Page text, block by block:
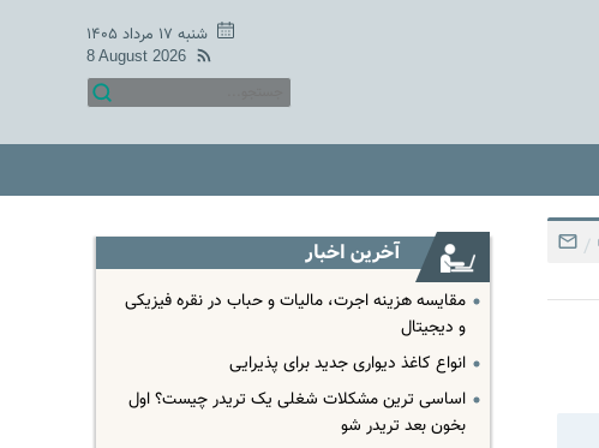
شنبه ۱۷ مرداد ۱۴۰۵
8 August 2026
/ آخرین اخبار
مقایسه هزینه اجرت، مالیات و حباب در نقره فیزیکی
و دیجیتال
انواع کاغذ دیواری جدید برای پذیرایی
اساسی ترین مشکلات شغلی یک تریدر چیست؟ اول
بخون بعد تریدر شو